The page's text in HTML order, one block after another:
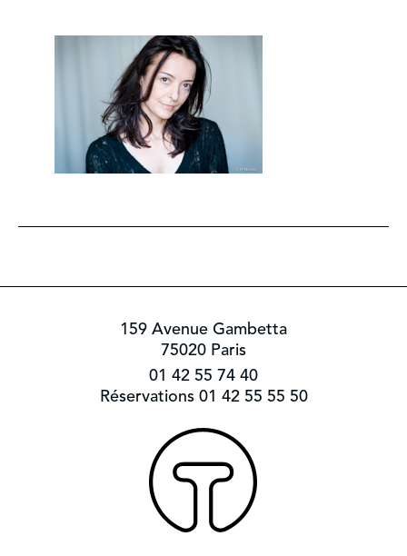
159 Avenue Gambetta
75020 Paris
01 42 55 74 40
Réservations 01 42 55 55 50